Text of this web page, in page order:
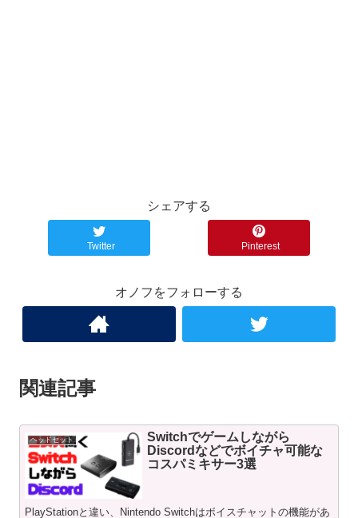
シェアする
Twitter Pinterest
オノフをフォローする
関連記事
ヘッドセット
Switchでゲームしながら
Discordなどでボイチャ可能な
コスパミキサー3選
PlayStationと違い、Nintendo Switchはボイスチャットの機能があ